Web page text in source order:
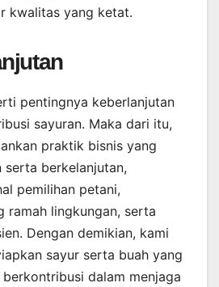
kwalitas yang ketat.
pentingnya keberlanjutan
sayuran. Maka dari itu,
praktik bisnis yang
serta berkelanjutan,
pemilihan petani,
ramah lingkungan, serta
Dengan demikian, kami
sayur serta buah yang
dalam menjaga